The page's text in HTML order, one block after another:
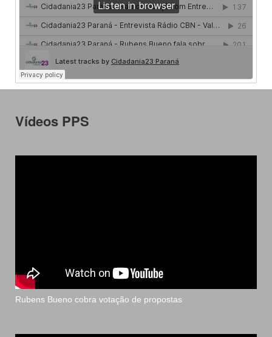
Vídeos PPS
Rubens Bueno cobra votação de propostas